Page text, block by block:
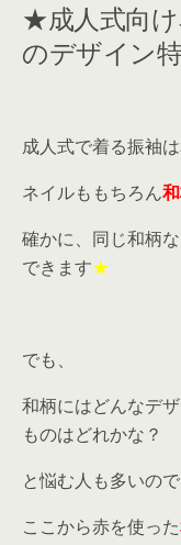
★成人式向
のデザイン
成人式で着る振袖は
ネイルももちろん
確かに、同じ和柄
できます★
でも、
和柄にはどんなデ
ものはどれかな？
と悩む人も多いので
ここから赤を使った